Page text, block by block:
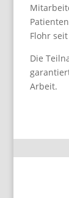
Flohr
Die
Arbeit.